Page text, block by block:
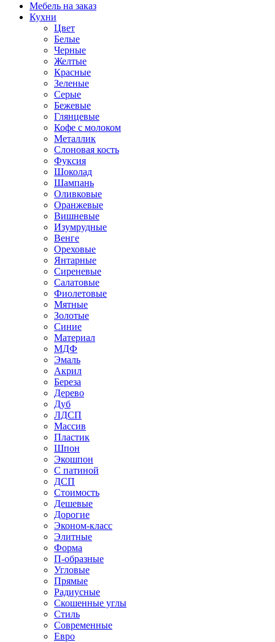
Мебель на заказ
Кухни
Цвет
Белые
Черные
Желтые
Красные
Зеленые
Серые
Бежевые
Глянцевые
Кофе с молоком
Металлик
Слоновая кость
Фуксия
Шоколад
Шампань
Оливковые
Оранжевые
Вишневые
Изумрудные
Венге
Ореховые
Янтарные
Сиреневые
Салатовые
Фиолетовые
Мятные
Золотые
Синие
Материал
МДФ
Эмаль
Акрил
Береза
Дерево
Дуб
ЛДСП
Массив
Пластик
Шпон
Экошпон
С патиной
ДСП
Стоимость
Дешевые
Дорогие
Эконом-класс
Элитные
Форма
П-образные
Угловые
Прямые
Радиусные
Скошенные углы
Стиль
Современные
Евро